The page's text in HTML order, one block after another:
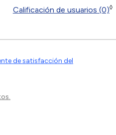
Calificación de usuarios (0)◊
de satisfacción del